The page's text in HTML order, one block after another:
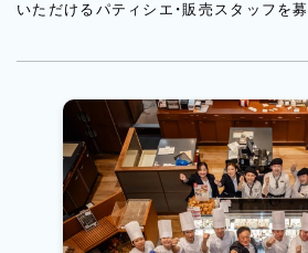
いただけるパティシエ・販売スタッフを募